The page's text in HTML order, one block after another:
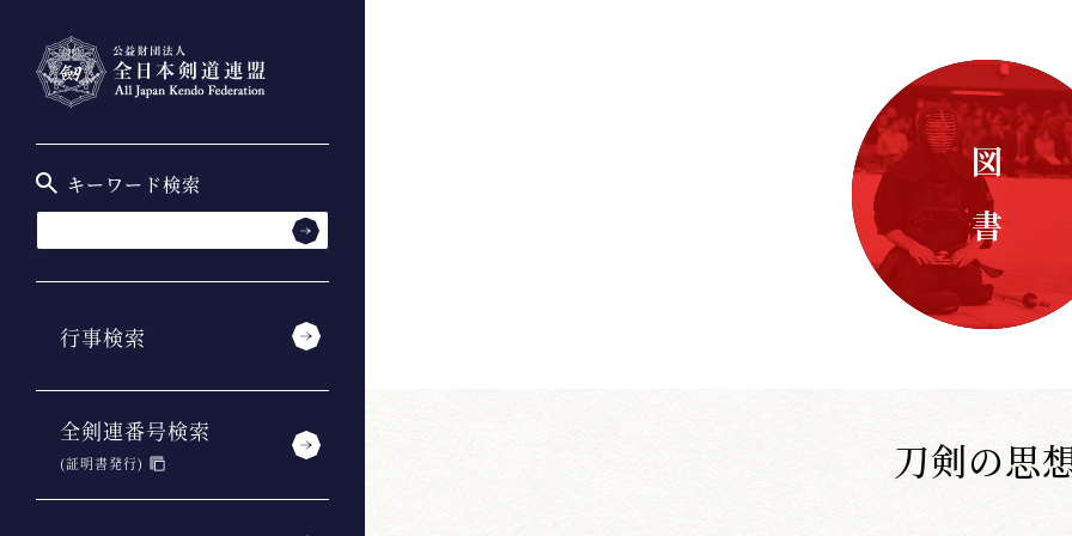
キーワード検索
行事検索
全剣連番号検索
(証明書発行)
図 書
刀剣の思